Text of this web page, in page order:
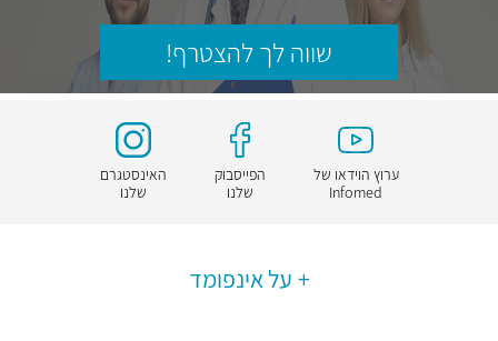
שווה לך להצטרף!
ערוץ הוידאו של
Infomed
הפייסבוק
שלנו
האינסטגרם
שלנו
על אינפומד